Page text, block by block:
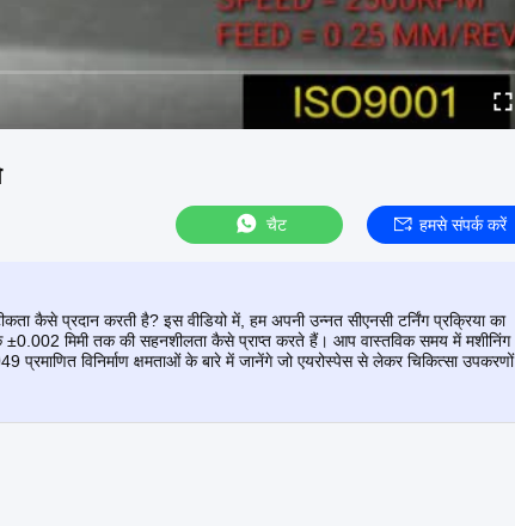
चैट हमसे संपर्क करें
कैसे प्रदान करती है? इस वीडियो में, हम अपनी उन्नत सीएनसी टर्निंग प्रक्रिया का
±0.002 मिमी तक की सहनशीलता कैसे प्राप्त करते हैं। आप वास्तविक समय में मशीनिंग
विनिर्माण क्षमताओं के बारे में जानेंगे जो एयरोस्पेस से लेकर चिकित्सा उपकरणों